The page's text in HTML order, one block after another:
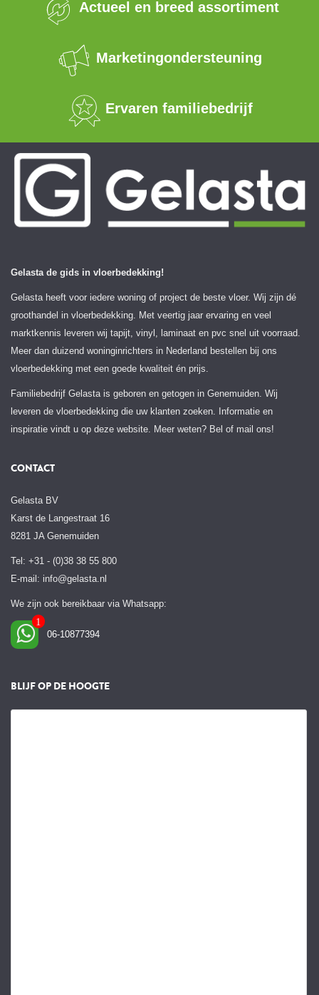
Actueel en breed assortiment
Marketingondersteuning
Ervaren familiebedrijf
Gelasta de gids in vloerbedekking!
Gelasta heeft voor iedere woning of project de beste vloer. Wij zijn dé
groothandel in vloerbedekking. Met veertig jaar ervaring en veel
marktkennis leveren wij tapijt, vinyl, laminaat en pvc snel uit voorraad.
Meer dan duizend woninginrichters in Nederland bestellen bij ons
vloerbedekking met een goede kwaliteit én prijs.
Familiebedrijf Gelasta is geboren en getogen in Genemuiden. Wij
leveren de vloerbedekking die uw klanten zoeken. Informatie en
inspiratie vindt u op deze website. Meer weten? Bel of mail ons!
CONTACT
Gelasta BV
Karst de Langestraat 16
8281 JA Genemuiden
Tel: +31 - (0)38 38 55 800
E-mail: info@gelasta.nl
We zijn ook bereikbaar via Whatsapp:
06-10877394
BLIJF OP DE HOOGTE